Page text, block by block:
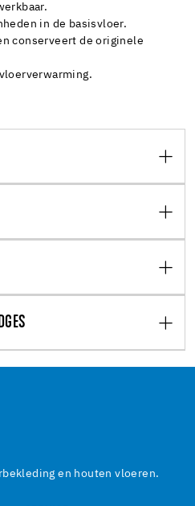
in de basisvloer.
conserveert de originele
en houten vloeren.